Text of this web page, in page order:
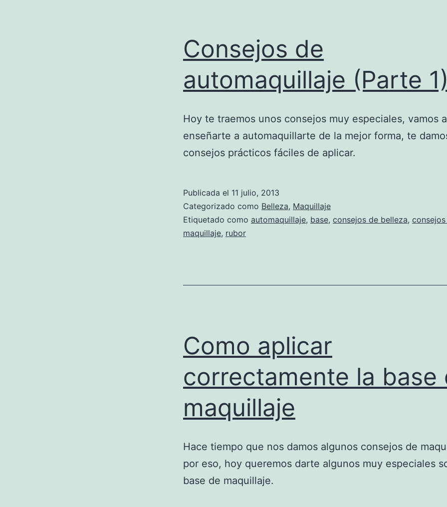
Consejos de
automaquillaje (Parte 1)
Hoy te traemos unos consejos muy especiales, vamos a
enseñarte a automaquillarte de la mejor forma, te
consejos prácticos fáciles de aplicar.
Publicada el 11 julio, 2013
Categorizado como Belleza, Maquillaje
Etiquetado como automaquillaje, base, consejos de belleza,
maquillaje, rubor
Como aplicar
correctamente la base
maquillaje
Hace tiempo que nos damos algunos consejos de
por eso, hoy queremos darte algunos muy especiales
base de maquillaje.